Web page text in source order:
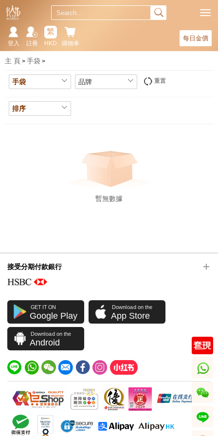
每日金價
購物車
繁
HKD
註冊
登入
主 頁 手袋
手袋 品牌 重置
排序
暫無數據
接受分期付款銀行
GET IT ON
Google Play
Download on the
App Store
Download on the
Android
whatsapp